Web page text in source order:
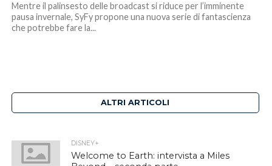
Mentre il palinsesto delle broadcast si riduce per l’imminente
pausa invernale, SyFy propone una nuova serie di fantascienza
che potrebbe fare la...
ALTRI ARTICOLI
DISNEY+
Welcome to Earth: intervista a Miles